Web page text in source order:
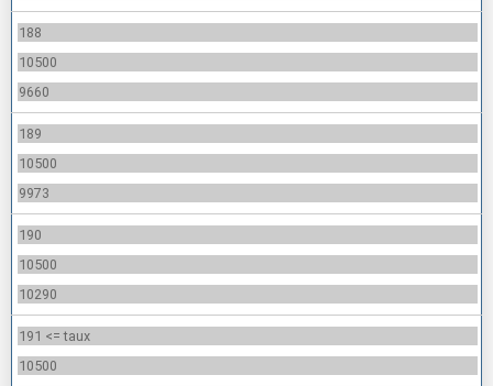
188
10500
9660
189
10500
9973
190
10500
10290
191 <= taux
10500